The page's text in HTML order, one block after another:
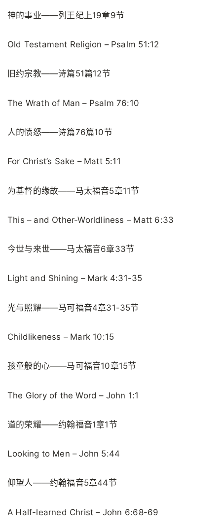
神的事业——列王纪上19章9节
Old Testament Religion – Psalm 51:12
旧约宗教——诗篇51篇12节
The Wrath of Man – Psalm 76:10
人的愤怒——诗篇76篇10节
For Christ’s Sake – Matt 5:11
为基督的缘故——马太福音5章11节
This – and Other-Worldliness – Matt 6:33
今世与来世——马太福音6章33节
Light and Shining – Mark 4:31-35
光与照耀——马可福音4章31-35节
Childlikeness – Mark 10:15
孩童般的心——马可福音10章15节
The Glory of the Word – John 1:1
道的荣耀——约翰福音1章1节
Looking to Men – John 5:44
仰望人——约翰福音5章44节
A Half-learned Christ – John 6:68-69